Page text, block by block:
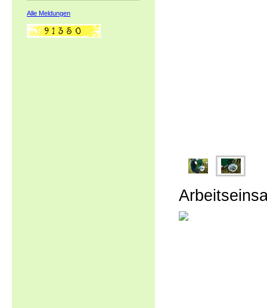
Alle Meldungen